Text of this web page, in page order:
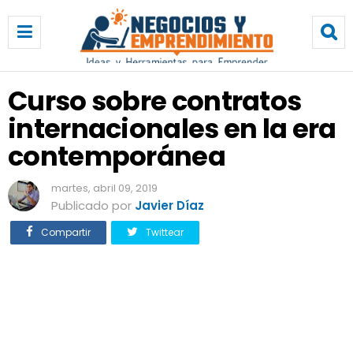
r
s
s
o
b
r
c
o
n
t
Curso sobre contratos
internacionales en la era
contemporánea
martes, abril 09, 2019
Publicado por Javier Díaz
Compartir Twittear